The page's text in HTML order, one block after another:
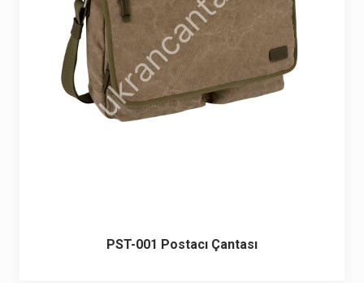
PST-001 Postacı Çantası